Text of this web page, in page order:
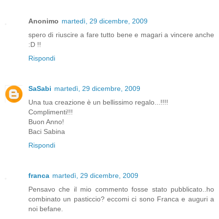
Anonimo martedì, 29 dicembre, 2009
spero di riuscire a fare tutto bene e magari a vincere anche
:D !!
Rispondi
SaSabi martedì, 29 dicembre, 2009
Una tua creazione è un bellissimo regalo...!!!!
Complimenti!!!
Buon Anno!
Baci Sabina
Rispondi
franca martedì, 29 dicembre, 2009
Pensavo che il mio commento fosse stato pubblicato..ho
combinato un pasticcio? eccomi ci sono Franca e auguri a
noi befane.